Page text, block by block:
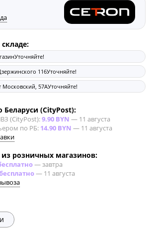
Уточняйте!
116Уточняйте!
Московский, 57АУточняйте!
Беларуси (CityPost):
(CityPost):9.90 BYN — 11 августа
по РБ: 14.90 BYN — 11 августа
розничных магазинов:
—завтра
— 11 августа